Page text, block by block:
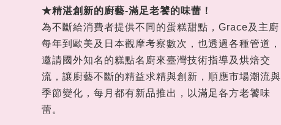
★精湛創新的廚藝-滿足老饕的味蕾 ！
為不斷給消費者提供不同的蛋糕甜點，Grace及主廚
每年到歐美及日本觀摩考察數次，也透過各種管道，
邀請國外知名的糕點名廚來臺灣技術指導及烘焙交
流，讓廚藝不斷的精益求精與創新，順應市場潮流與
季節變化，每 月都有新品推出，以滿足各方老饕味
蕾。